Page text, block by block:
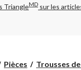
TriangleMD sur les
Pièces Trousses